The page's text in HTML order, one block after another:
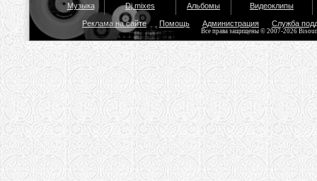
Музыка Dj mixes Альбомы Видеоклипы
Реклама на сайте Помощь Администрация Служба
Все права защищены © 2007-2026